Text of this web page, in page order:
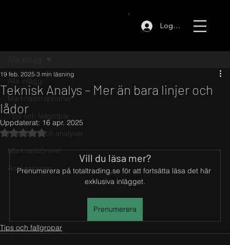
Logga in
Alla inlägg
Marknadsrapporter
Tips och fallgropar
Research och analyser
Marknadsbrevet
Analyshörnan
Teknisk Analys – Mer än bara linjer och
lådor
19 feb. 2025 3 min läsning
Uppdaterat: 16 apr. 2025
Betygsatt till NaN av 5 stjärnor.
Vill du läsa mer?
Prenumerera på totaltrading.se för att fortsätta läsa det här
exklusiva inlägget.
Prenumerera
Tips och fallgropar